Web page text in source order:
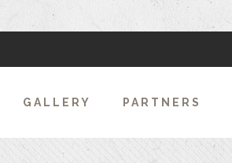
GALLERY PARTNERS